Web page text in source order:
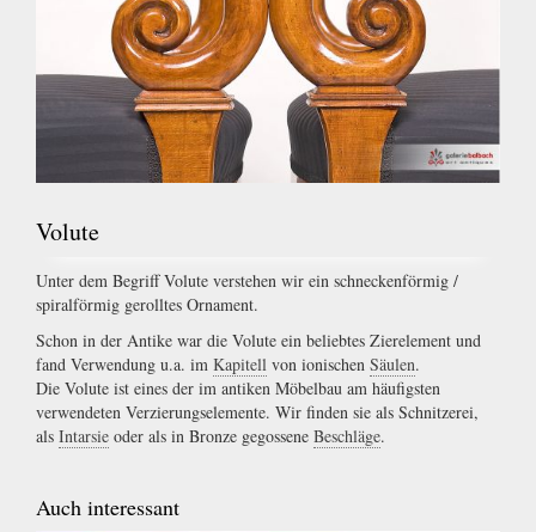
Volute
Unter dem Begriff Volute verstehen wir ein schneckenförmig /
spiralförmig gerolltes Ornament.
Schon in der Antike war die Volute ein beliebtes Zierelement und
fand Verwendung u.a. im Kapitell von ionischen Säulen.
Die Volute ist eines der im antiken Möbelbau am häufigsten
verwendeten Verzierungselemente. Wir finden sie als Schnitzerei,
als Intarsie oder als in Bronze gegossene Beschläge.
Auch interessant